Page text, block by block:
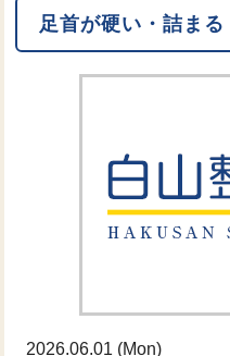
足首が硬い・詰ま
2026.06.01 (Mon)